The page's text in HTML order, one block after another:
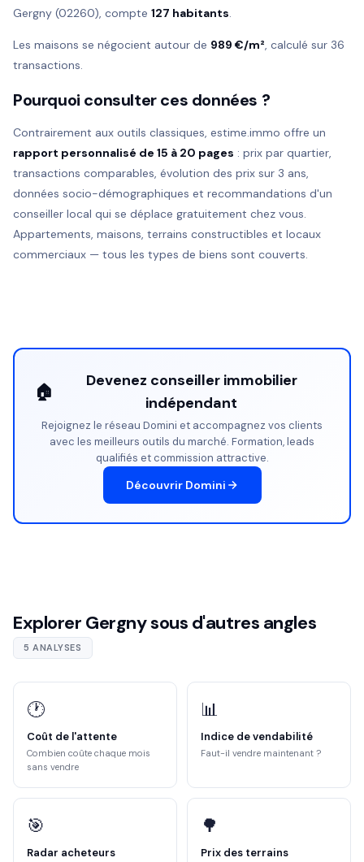
Gergny (02260), compte 127 habitants.
Les maisons se négocient autour de 989 €/m², calculé sur 36
transactions.
Pourquoi consulter ces données ?
Contrairement aux outils classiques, estime.immo offre un
rapport personnalisé de 15 à 20 pages : prix par quartier,
transactions comparables, évolution des prix sur 3 ans,
données socio-démographiques et recommandations d'un
conseiller local qui se déplace gratuitement chez vous.
Appartements, maisons, terrains constructibles et locaux
commerciaux — tous les types de biens sont couverts.
🏠
Devenez conseiller immobilier
indépendant
Rejoignez le réseau Domini et accompagnez vos clients
avec les meilleurs outils du marché. Formation, leads
qualifiés et commission attractive.
Découvrir Domini
Explorer Gergny sous d'autres angles
5 ANALYSES
🕐
Coût de l'attente
Combien coûte chaque mois
sans vendre
📊
Indice de vendabilité
Faut-il vendre maintenant ?
🎯
Radar acheteurs
🌳
Prix des terrains